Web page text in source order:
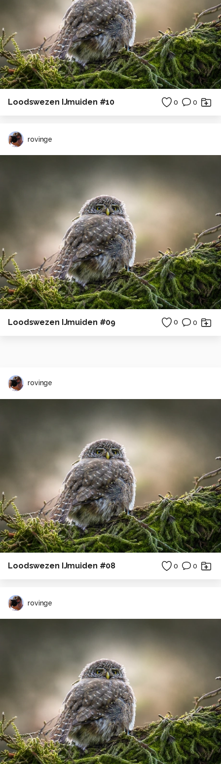
Loodswezen IJmuiden #10 0 0
rovinge
Loodswezen IJmuiden #09 0 0
rovinge
Loodswezen IJmuiden #08 0 0
rovinge